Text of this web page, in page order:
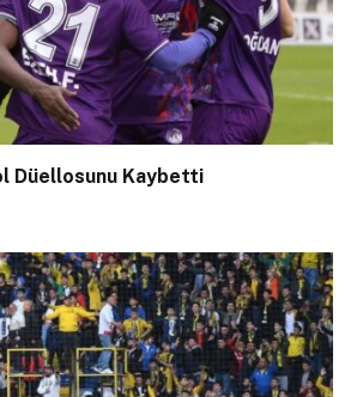
Düellosunu Kaybetti